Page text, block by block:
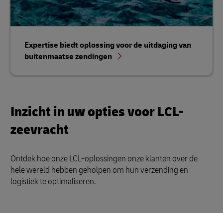
Expertise biedt oplossing voor de uitdaging van
buitenmaatse zendingen
Inzicht in uw opties voor LCL-
zeevracht
Ontdek hoe onze LCL-oplossingen onze klanten over de
hele wereld hebben geholpen om hun verzending en
logistiek te optimaliseren.